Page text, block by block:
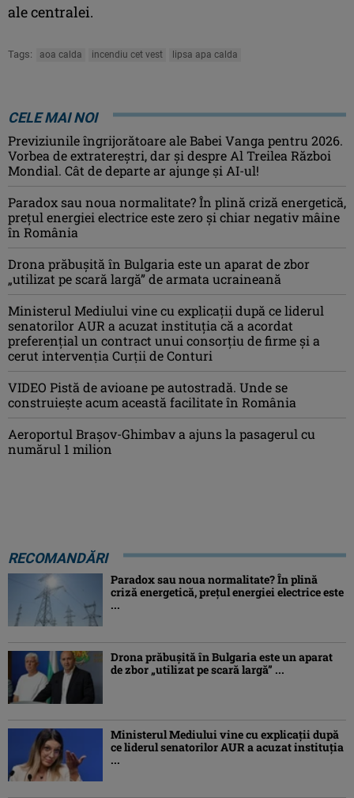
ale centralei.
Tags: aoa calda incendiu cet vest lipsa apa calda
CELE MAI NOI
Previziunile îngrijorătoare ale Babei Vanga pentru 2026.
Vorbea de extratereștri, dar și despre Al Treilea Război
Mondial. Cât de departe ar ajunge și AI-ul!
Paradox sau noua normalitate? În plină criză energetică,
prețul energiei electrice este zero și chiar negativ mâine
în România
Drona prăbuşită în Bulgaria este un aparat de zbor
„utilizat pe scară largă” de armata ucraineană
Ministerul Mediului vine cu explicații după ce liderul
senatorilor AUR a acuzat instituția că a acordat
preferențial un contract unui consorțiu de firme și a
cerut intervenția Curții de Conturi
VIDEO Pistă de avioane pe autostradă. Unde se
construiește acum această facilitate în România
Aeroportul Brașov-Ghimbav a ajuns la pasagerul cu
numărul 1 milion
RECOMANDĂRI
Paradox sau noua normalitate? În plină
criză energetică, prețul energiei electrice este
...
Drona prăbuşită în Bulgaria este un aparat
de zbor „utilizat pe scară largă” ...
Ministerul Mediului vine cu explicații după
ce liderul senatorilor AUR a acuzat instituția
...